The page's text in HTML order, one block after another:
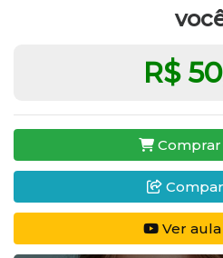
R$
Ver aula